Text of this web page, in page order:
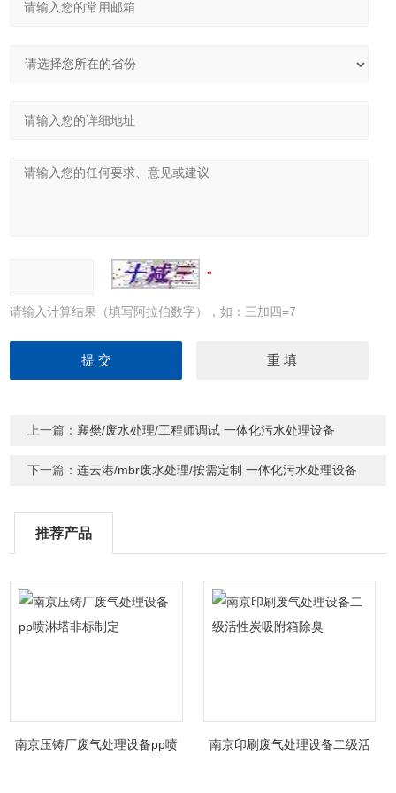
请输入计算结果（填写阿拉伯数字），如：三加四=7
上一篇： 襄樊/废水处理/工程师调试 一体化污水处理设备
下一篇：连云港/mbr废水处理/按需定制 一体化污水处理设备
推荐产品
南京压铸厂废气处理设备pp喷
南京印刷废气处理设备二级活